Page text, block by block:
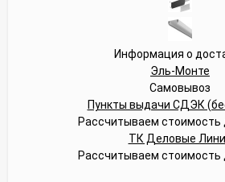
Информация о
Эль-Монте
Самовывоз
Пункты выдачи СДЭК
Рассчитываем стоимость
ТК Деловые
Рассчитываем стоимость